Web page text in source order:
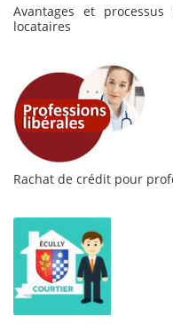
Avantages et
locataires
Rachat de crédit pour